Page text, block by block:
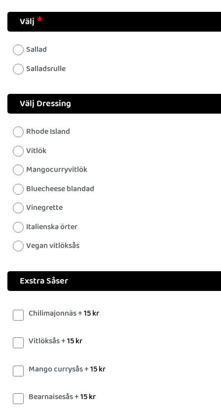
Välj
Sallad
Salladsrulle
Välj Dressing
Rhode Island
Vitlök
Mangocurryvitlök
Bluecheese blandad
Vinegrette
Italienska örter
Vegan vitlöksås
Exstra Såser
Chilimajonnäs +15kr
Vitlöksås +15kr
Mango currysås +15kr
Bearnaisesås +15kr